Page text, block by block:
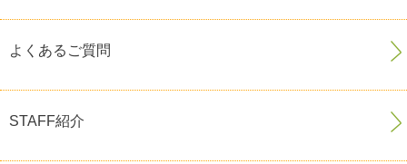
よくあるご質問
STAFF紹介